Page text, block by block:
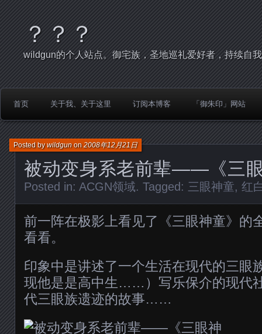
？？？
wildgun的个人站点。御宅族，圣地巡礼爱好者，持续自
首页 关于我、关于这里 订阅本博客 「御朱印」网站
被动变身系老前辈——《三
Posted bywildgunon2008年12月21日
Posted in: ACGN领域. Tagged: 三眼神童, 红
前一阵在极影上看见了《三眼神童》的
看看。
印象中是讲述了一个生活在现代的三眼
现他是是高中生……）写乐保介的现代
代三眼族遗迹的故事……